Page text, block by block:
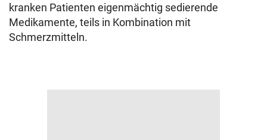
kranken Patienten eigenmächtig sedierende
Medikamente, teils in Kombination mit
Schmerzmitteln.